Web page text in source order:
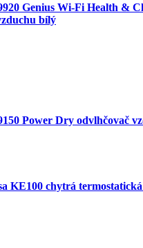
Genius Wi-Fi Health &
bílý
Power Dry odvlhčovač
KE100 chytrá